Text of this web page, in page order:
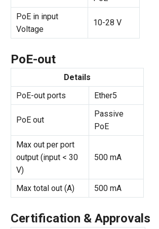
PoE in input
Voltage
10-28 V
PoE-out
Details
PoE-out ports
Ether5
PoE out
Passive
PoE
Max out per port
output (input < 30
V)
500 mA
Max total out (A) 500 mA
Certification & Approvals